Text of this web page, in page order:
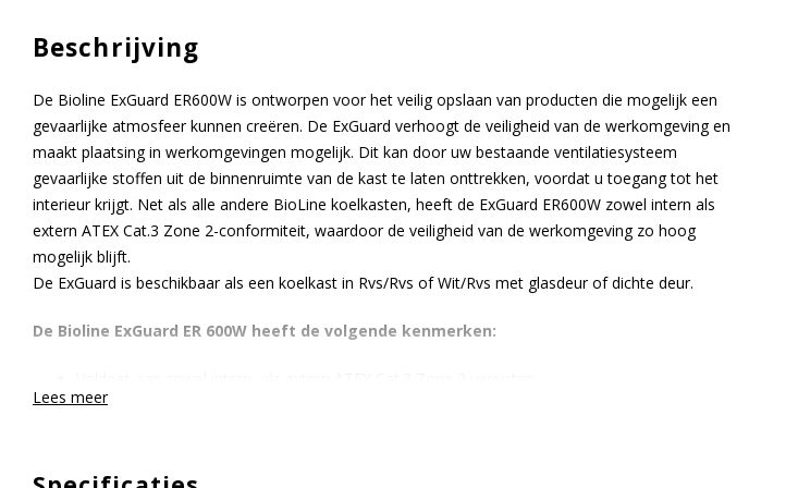
Beschrijving
De Bioline ExGuard ER600W is ontworpen voor het veilig opslaan van producten die mogelijk een
gevaarlijke atmosfeer kunnen creëren. De ExGuard verhoogt de veiligheid van de werkomgeving en
maakt plaatsing in werkomgevingen mogelijk. Dit kan door uw bestaande ventilatiesysteem
gevaarlijke stoffen uit de binnenruimte van de kast te laten onttrekken, voordat u toegang tot het
interieur krijgt. Net als alle andere BioLine koelkasten, heeft de ExGuard ER600W zowel intern als
extern ATEX Cat.3 Zone 2-conformiteit, waardoor de veiligheid van de werkomgeving zo hoog
mogelijk blijft.
De ExGuard is beschikbaar als een koelkast in Rvs/Rvs of Wit/Rvs met glasdeur of dichte deur.
De Bioline ExGuard ER 600W heeft de volgende kenmerken:
Ingebouwde veiligheidsmechanismen verhinderen dat de kast wordt geopend voordat de
Koelsysteem met hoge capaciteit voor snel temperatuurherstel
Lees meer